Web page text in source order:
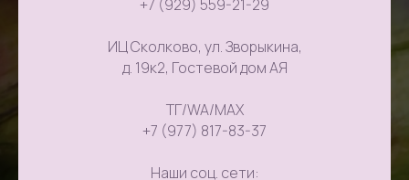
+7 (929) 559-21-29
ИЦ Сколково, ул. Зворыкина,
д. 19к2, Гостевой дом АЯ
ТГ/WA/MAX
+7 (977) 817-83-37
Наши соц. сети: